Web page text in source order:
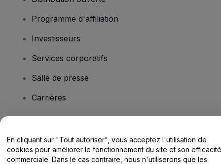
Programme d'affiliation
Investisseurs
Services corporatifs
Salle de presse
Carrières
Centre d'assistance / Nous contacter
En cliquant sur "Tout autoriser", vous acceptez l'utilisation de
cookies pour améliorer le fonctionnement du site et son efficacité
commerciale. Dans le cas contraire, nous n'utiliserons que les